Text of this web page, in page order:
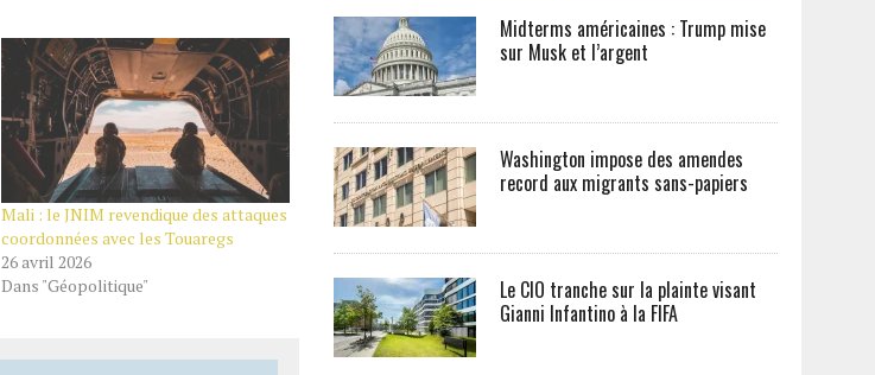
Mali : le JNIM revendique des attaques
coordonnées avec les Touaregs
26 avril 2026
Dans "Géopolitique"
Midterms américaines : Trump mise
sur Musk et l’argent
Washington impose des amendes
record aux migrants sans-papiers
Le CIO tranche sur la plainte visant
Gianni Infantino à la FIFA